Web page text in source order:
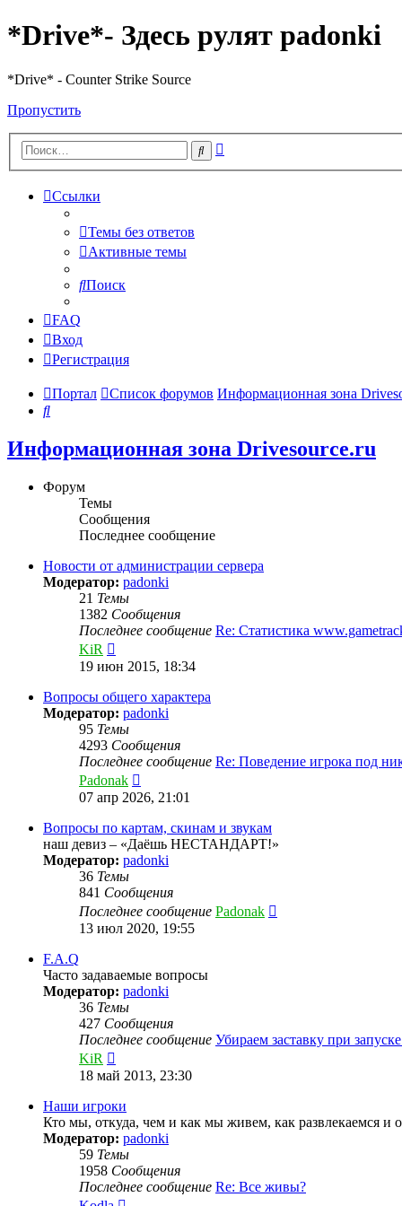
*Drive*- Здесь рулят padonki
*Drive* - Counter Strike Source
Пропустить
Поиск
Ссылки
Темы без ответов
Активные темы
Поиск
FAQ
Вход
Регистрация
Портал Список форумов Информационная зона
Поиск
Информационная зона Drivesource.ru
Форум
Темы
Сообщения
Последнее сообщение
Новости от администрации сервера
Модератор: padonki
21 Темы
1382 Сообщения
Последнее сообщение Re: Статистика
KiR
к
последнему
сообщению
19 июн 2015, 18:34
Вопросы общего характера
Модератор: padonki
95 Темы
4293 Сообщения
Последнее сообщение Re: Поведение игрока под
Padonak
к
последнему
сообщению
07 апр 2026, 21:01
Вопросы по картам, скинам и звукам
наш девиз – «Даёшь НЕСТАНДАРТ!»
Модератор: padonki
36 Темы
841 Сообщения
Последнее сообщение Padonak
13 июл 2020, 19:55
F.A.Q
Часто задаваемые вопросы
Модератор: padonki
36 Темы
427 Сообщения
Последнее сообщение Убираем заставку при
KiR
к
последнему
сообщению
18 май 2013, 23:30
Наши игроки
Кто мы, откуда, чем и как мы живем, как развлекаемся и
Модератор: padonki
59 Темы
1958 Сообщения
Последнее сообщение Re: Все живы?